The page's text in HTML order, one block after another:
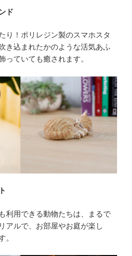
ド
り！ポリレジン製のスマホスタ
き込まれたかのような活気あふ
っていても癒されます。
利用できる動物たちは、まるで
アルで、お部屋やお庭が楽し
。